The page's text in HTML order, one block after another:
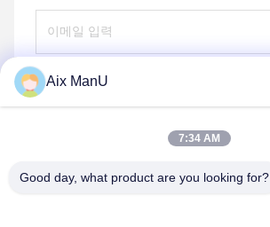
보내
Aix ManU
7:34 AM
Good day, what product are you looking for?